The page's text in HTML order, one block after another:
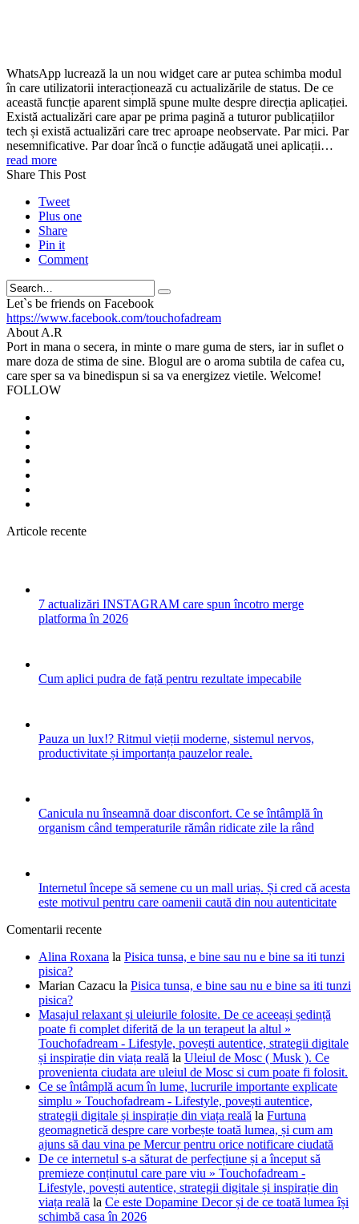
WhatsApp lucrează la un nou widget care ar putea schimba modul
în care utilizatorii interacționează cu actualizările de status. De ce
această funcție aparent simplă spune multe despre direcția aplicației.
Există actualizări care apar pe prima pagină a tuturor publicațiilor
tech și există actualizări care trec aproape neobservate. Par mici. Par
nesemnificative. Par doar încă o funcție adăugată unei aplicații…
read more
Share This Post
Tweet
Plus one
Share
Pin it
Comment
Search
Let`s be friends on Facebook
https://www.facebook.com/touchofadream
About A.R
Port in mana o secera, in minte o mare guma de sters, iar in suflet o
mare doza de stima de sine. Blogul are o aroma subtila de cafea cu,
care sper sa va binedispun si sa va energizez vietile. Welcome!
FOLLOW
Articole recente
7 actualizări INSTAGRAM care spun încotro merge
platforma în 2026
Cum aplici pudra de față pentru rezultate impecabile
Pauza un lux!? Ritmul vieții moderne, sistemul nervos,
productivitate și importanța pauzelor reale.
Canicula nu înseamnă doar disconfort. Ce se întâmplă în
organism când temperaturile rămân ridicate zile la rând
Internetul începe să semene cu un mall uriaș. Și cred că acesta
este motivul pentru care oamenii caută din nou autenticitate
Comentarii recente
Alina Roxana la Pisica tunsa, e bine sau nu e bine sa iti tunzi
pisica?
Marian Cazacu la Pisica tunsa, e bine sau nu e bine sa iti tunzi
pisica?
Masajul relaxant și uleiurile folosite. De ce aceeași ședință
poate fi complet diferită de la un terapeut la altul »
Touchofadream - Lifestyle, povești autentice, strategii digitale
și inspirație din viața reală la Uleiul de Mosc ( Musk ). Ce
provenienta ciudata are uleiul de Mosc si cum poate fi folosit.
Ce se întâmplă acum în lume, lucrurile importante explicate
simplu » Touchofadream - Lifestyle, povești autentice,
strategii digitale și inspirație din viața reală la Furtuna
geomagnetică despre care vorbește toată lumea, și cum am
ajuns să dau vina pe Mercur pentru orice notificare ciudată
De ce internetul s-a săturat de perfecțiune și a început să
premieze conținutul care pare viu » Touchofadream -
Lifestyle, povești autentice, strategii digitale și inspirație din
viața reală la Ce este Dopamine Decor și de ce toată lumea își
schimbă casa în 2026